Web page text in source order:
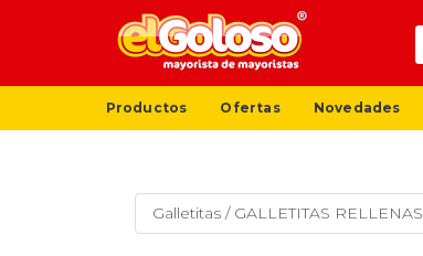
Productos Ofertas Novedades
Galletitas / GALLETITAS RELLENAS